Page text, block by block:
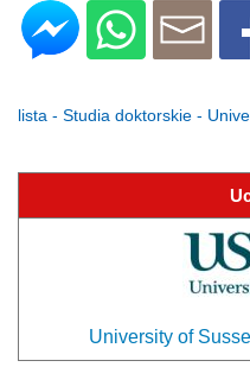
lista - Studia doktorskie -
University of